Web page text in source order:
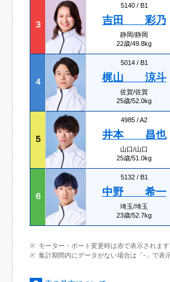
３
5140 / B1
吉田 彩乃
静岡/静岡
22歳/49.8kg
４
5014 / B1
梶山 涼斗
佐賀/佐賀
25歳/52.0kg
５
4985 /A2
井本 昌也
山口/山口
25歳/51.0kg
６
5132 / B1
中野 希一
埼玉/埼玉
23歳/52.7kg
モーター・ボート変更時は赤で表示されます
集計期間内にデータがない場合は「-」で表